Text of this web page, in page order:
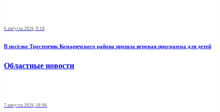
6 августа 2026, 9:10
В посёлке Тростенчик Комаричского района прошла игровая программа для детей
Областные новости
7 августа 2026, 10:06